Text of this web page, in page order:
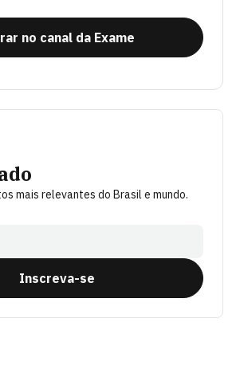
no canal da Exame
mais relevantes do Brasil e mundo.
Inscreva-se